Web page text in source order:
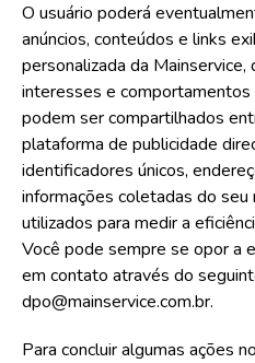
O usuário poderá
anúncios, conteúdos e links
personalizada da Mainservice,
interesses e
podem ser compartilhados
plataforma de publicidade
identificadores únicos,
informações coletadas do
utilizados para medir a
Você pode sempre se opor a
em contato através do
dpo@mainservice.com.br.
Para concluir algumas ações